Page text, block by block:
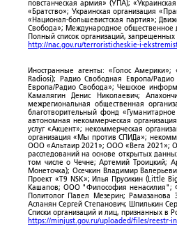
повстанческая армия» (УПА);
«Братство»; Украинская организация
«Национал-большевистская партия»;
Свобода»; Международное общественное
Полный список организаций,
http://nac.gov.ru/terroristicheskie-i-
Иностранные агенты: «Голос
Radiosi); Радио Свободная Европа/
Европа/Радио Свобода»; Чешское
Камалягин Денис Николаевич;
межрегиональная общественная
благотворительный фонд
автономная некоммерческая
услуг «Акцент»; некоммерческая
организация «Мы против СПИДа»;
ООО «Альтаир 2021»; ООО «Вега 2021»;
расследований на основе открытых
том числе о Чечне; Артемий Троицкий;
Монеточка); Осечкин Владимир
Проект «T9 NSK»; Илья Прусикин (Little
Кашапов; ООО "Философия ненасилия";
Политолог Павел Мезерин; Рамазанова
Асланян Сергей Степанович; Шпилькин
Списки организаций и лиц, признанных в
https://minjust.gov.ru/uploaded/files/reestr-